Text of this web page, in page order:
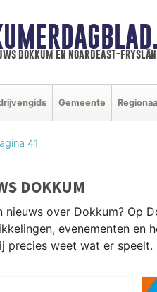
dokkum en noardeast-fryslân
Gemeente
41
DOKKUM
nieuws over Dokkum? Op
evenementen en
precies weet wat er speelt.